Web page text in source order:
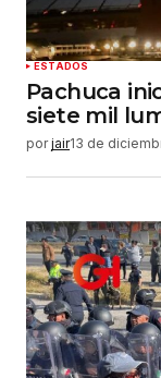
Enviar
ESTADOS
Pachuca
siete mil
por jair13 de